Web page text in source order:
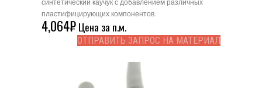
пластифицирующих компонентов.
4,064₽Цена за п.м.
ОТПРАВИТЬ ЗАПРОС НА МАТЕРИАЛ